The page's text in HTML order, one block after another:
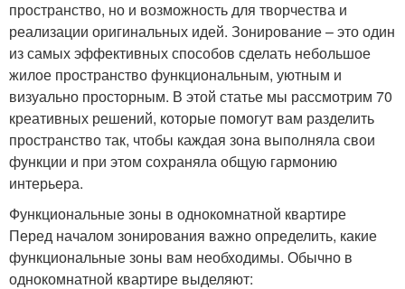
пространство, но и возможность для творчества и
реализации оригинальных идей. Зонирование – это один
из самых эффективных способов сделать небольшое
жилое пространство функциональным, уютным и
визуально просторным. В этой статье мы рассмотрим 70
креативных решений, которые помогут вам разделить
пространство так, чтобы каждая зона выполняла свои
функции и при этом сохраняла общую гармонию
интерьера.
Функциональные зоны в однокомнатной квартире
Перед началом зонирования важно определить, какие
функциональные зоны вам необходимы. Обычно в
однокомнатной квартире выделяют: